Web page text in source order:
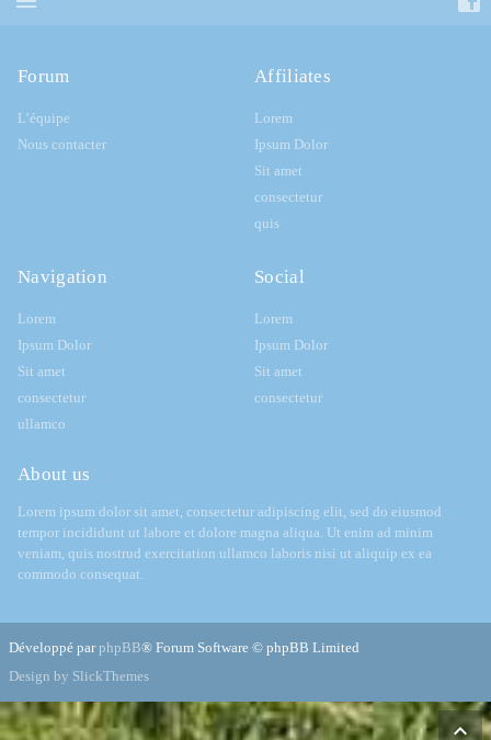
Forum
L’équipe
Nous contacter
Affiliates
Lorem
Ipsum Dolor
Sit amet
consectetur
quis
Navigation
Lorem
Ipsum Dolor
Sit amet
consectetur
ullamco
Social
Lorem
Ipsum Dolor
Sit amet
consectetur
About us
Lorem ipsum dolor sit amet, consectetur adipiscing elit, sed do eiusmod
tempor incididunt ut labore et dolore magna aliqua. Ut enim ad minim
veniam, quis nostrud exercitation ullamco laboris nisi ut aliquip ex ea
commodo consequat.
Développé parphpBB® Forum Software © phpBB Limited
Design by SlickThemes